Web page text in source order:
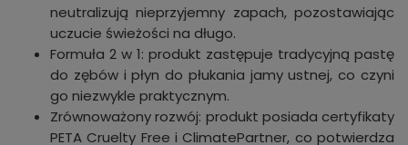
neutralizują nieprzyjemny zapach, pozostawiając
uczucie świeżości na długo.
Formuła 2 w 1: produkt zastępuje tradycyjną pastę
do zębów i płyn do płukania jamy ustnej, co czyni
go niezwykle praktycznym.
Zrównoważony rozwój: produkt posiada certyfikaty
PETA Cruelty Free i ClimatePartner, co potwierdza